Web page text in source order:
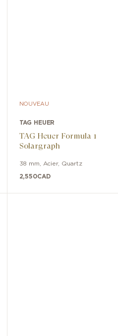
NOUVEAU
TAG HEUER
TAG Heuer Formula 1
Solargraph
38 mm Acier, Quartz
2,550CAD